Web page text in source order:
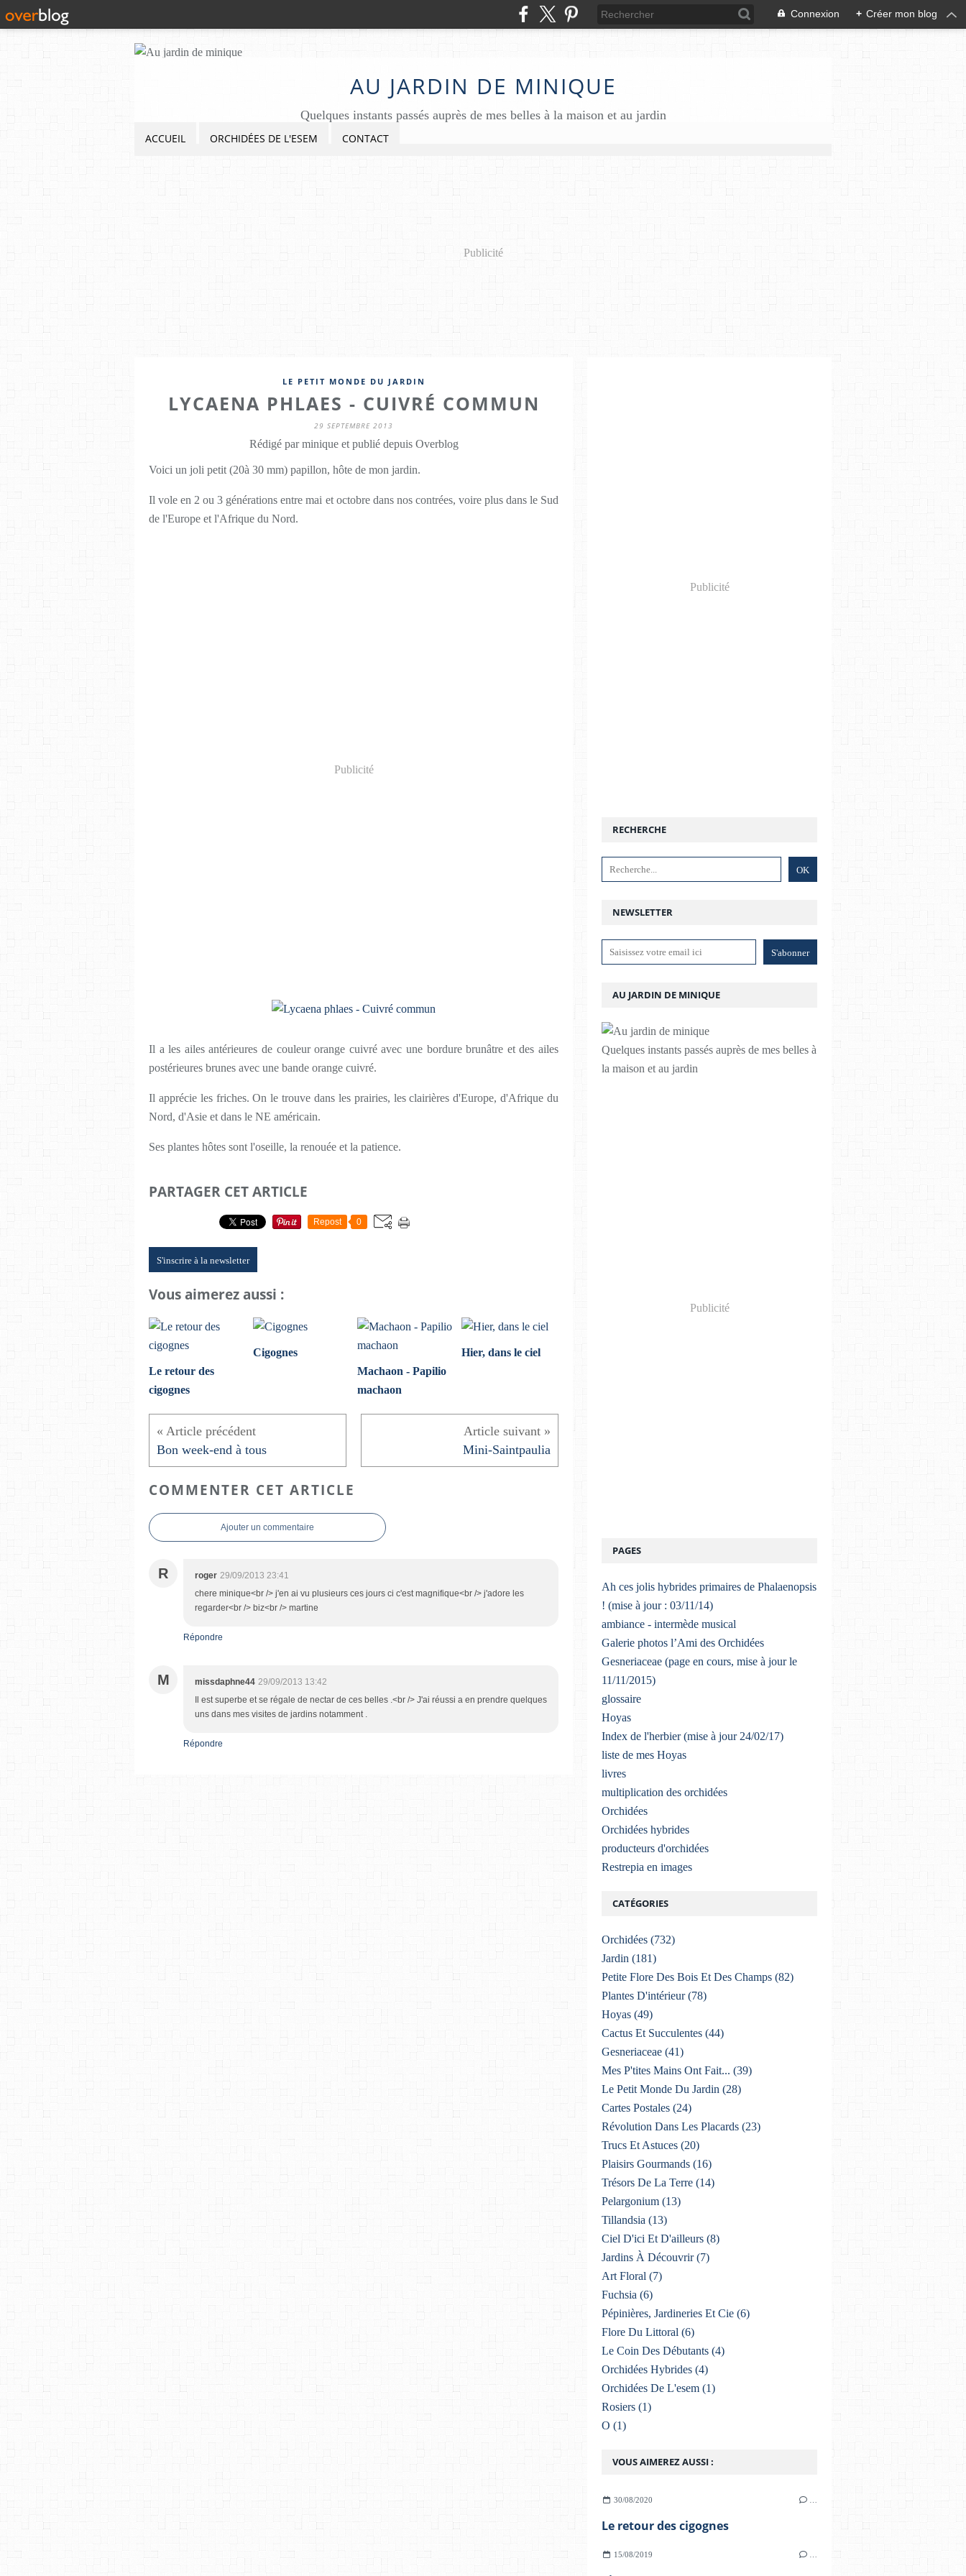
Connexion + Créer mon blog
AU JARDIN DE MINIQUE
Quelques instants passés auprès de mes belles à la maison et au jardin
ACCUEIL ORCHIDÉES DE L'ESEM CONTACT
Publicité
LE PETIT MONDE DU JARDIN
LYCAENA PHLAES - CUIVRÉ COMMUN
29 SEPTEMBRE 2013
Rédigé par minique et publié depuis Overblog
Voici un joli petit (20à 30 mm) papillon, hôte de mon jardin.
Il vole en 2 ou 3 générations entre mai et octobre dans nos contrées, voire plus dans le Sud
de l'Europe et l'Afrique du Nord.
Publicité
Il a les ailes antérieures de couleur orange cuivré avec une bordure brunâtre et des ailes
postérieures brunes avec une bande orange cuivré.
Il apprécie les friches. On le trouve dans les prairies, les clairières d'Europe, d'Afrique du
Nord, d'Asie et dans le NE américain.
Ses plantes hôtes sont l'oseille, la renouée et la patience.
PARTAGER CET ARTICLE
Repost 0
S'inscrire à la newsletter
Vous aimerez aussi :
Le retour des
cigognes
Cigognes
Machaon - Papilio
machaon
Hier, dans le ciel
Bon week-end à tous Mini-Saintpaulia
COMMENTER CET ARTICLE
Ajouter un commentaire
R roger 29/09/2013 23:41
chere minique<br /> j'en ai vu plusieurs ces jours ci c'est magnifique<br /> j'adore les
regarder<br /> biz<br /> martine
Répondre
M missdaphne44 29/09/2013 13:42
Il est superbe et se régale de nectar de ces belles .<br /> J'ai réussi a en prendre quelques
uns dans mes visites de jardins notamment .
Répondre
Publicité
NEWSLETTER
RECHERCHE
AU JARDIN DE MINIQUE
Quelques instants passés auprès de mes belles à
la maison et au jardin
Publicité
VOUS AIMEREZ AUSSI :
30/08/2020
Le retour des cigognes
15/08/2019
PAGES
Ah ces jolis hybrides primaires de Phalaenopsis
! (mise à jour : 03/11/14)
ambiance - intermède musical
Galerie photos l’Ami des Orchidées
Gesneriaceae (page en cours, mise à jour le
11/11/2015)
glossaire
Hoyas
Index de l'herbier (mise à jour 24/02/17)
liste de mes Hoyas
livres
multiplication des orchidées
Orchidées
Orchidées hybrides
producteurs d'orchidées
Restrepia en images
CATÉGORIES
Orchidées (732)
Jardin (181)
Petite Flore Des Bois Et Des Champs (82)
Plantes D'intérieur(78)
Hoyas (49)
Cactus Et Succulentes (44)
Gesneriaceae (41)
Mes P'tites Mains Ont Fait... (39)
Le Petit Monde Du Jardin (28)
Cartes Postales (24)
Révolution Dans Les Placards (23)
Trucs Et Astuces (20)
Plaisirs Gourmands (16)
Trésors De La Terre (14)
Pelargonium (13)
Tillandsia (13)
Ciel D'ici Et D'ailleurs (8)
Jardins À Découvrir(7)
Art Floral (7)
Fuchsia (6)
Pépinières, Jardineries Et Cie (6)
Flore Du Littoral (6)
Le Coin Des Débutants (4)
Orchidées Hybrides (4)
Orchidées De L'esem (1)
Rosiers (1)
O (1)